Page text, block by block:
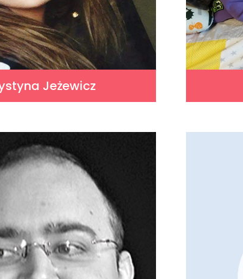
Jeżewicz